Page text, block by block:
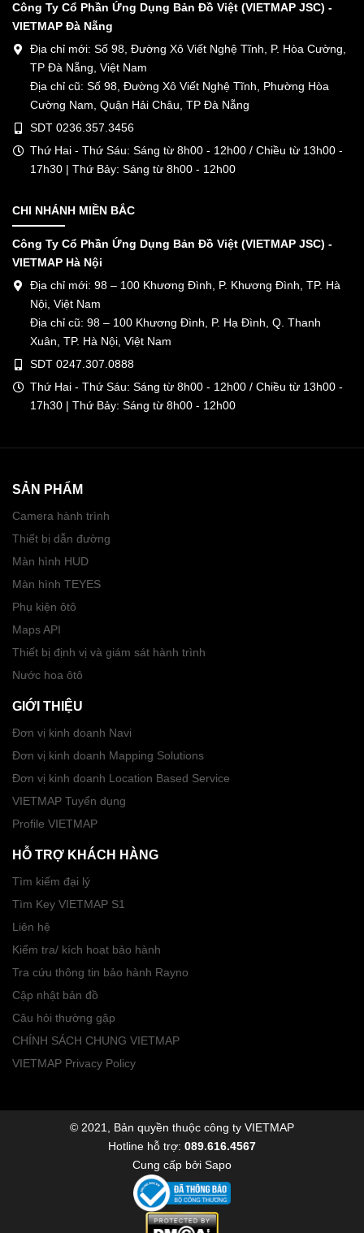
Công Ty Cổ Phần Ứng Dụng Bản Đồ Việt (VIETMAP JSC) -
VIETMAP Đà Nẵng
Địa chỉ mới: Số 98, Đường Xô Viết Nghệ Tĩnh, P. Hòa Cường,
TP Đà Nẵng, Việt Nam
Địa chỉ cũ: Số 98, Đường Xô Viết Nghệ Tĩnh, Phường Hòa
Cường Nam, Quận Hải Châu, TP Đà Nẵng
SDT 0236.357.3456
Thứ Hai - Thứ Sáu: Sáng từ 8h00 - 12h00 / Chiều từ 13h00 -
17h30 | Thứ Bảy: Sáng từ 8h00 - 12h00
CHI NHÁNH MIỀN BẮC
Công Ty Cổ Phần Ứng Dụng Bản Đồ Việt (VIETMAP JSC) -
VIETMAP Hà Nội
Địa chỉ mới: 98 – 100 Khương Đình, P. Khương Đình, TP. Hà
Nội, Việt Nam
Địa chỉ cũ: 98 – 100 Khương Đình, P. Hạ Đình, Q. Thanh
Xuân, TP. Hà Nội, Việt Nam
SDT 0247.307.0888
Thứ Hai - Thứ Sáu: Sáng từ 8h00 - 12h00 / Chiều từ 13h00 -
17h30 | Thứ Bảy: Sáng từ 8h00 - 12h00
SẢN PHẨM
Camera hành trình
Thiết bị dẫn đường
Màn hình HUD
Màn hình TEYES
Phụ kiện ôtô
Maps API
Thiết bị định vị và giám sát hành trình
Nước hoa ôtô
GIỚI THIỆU
Đơn vị kinh doanh Navi
Đơn vị kinh doanh Mapping Solutions
Đơn vị kinh doanh Location Based Service
VIETMAP Tuyển dụng
Profile VIETMAP
HỖ TRỢ KHÁCH HÀNG
Tìm kiếm đại lý
Tìm Key VIETMAP S1
Liên hệ
Kiểm tra/ kích hoạt bảo hành
Tra cứu thông tin bảo hành Rayno
Cập nhật bản đồ
Câu hỏi thường gặp
CHÍNH SÁCH CHUNG VIETMAP
VIETMAP Privacy Policy
© 2021, Bản quyền thuộc công ty VIETMAP
Hotline hỗ trợ: 089.616.4567
Cung cấp bởi Sapo